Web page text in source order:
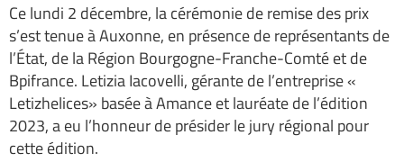
Ce lundi 2 décembre, la cérémonie de remise des prix
s’est tenue à Auxonne, en présence de représentants de
l’État, de la Région Bourgogne-Franche-Comté et de
Bpifrance. Letizia Iacovelli, gérante de l’entreprise «
Letizhelices» basée à Amance et lauréate de l’édition
2023, a eu l’honneur de présider le jury régional pour
cette édition.